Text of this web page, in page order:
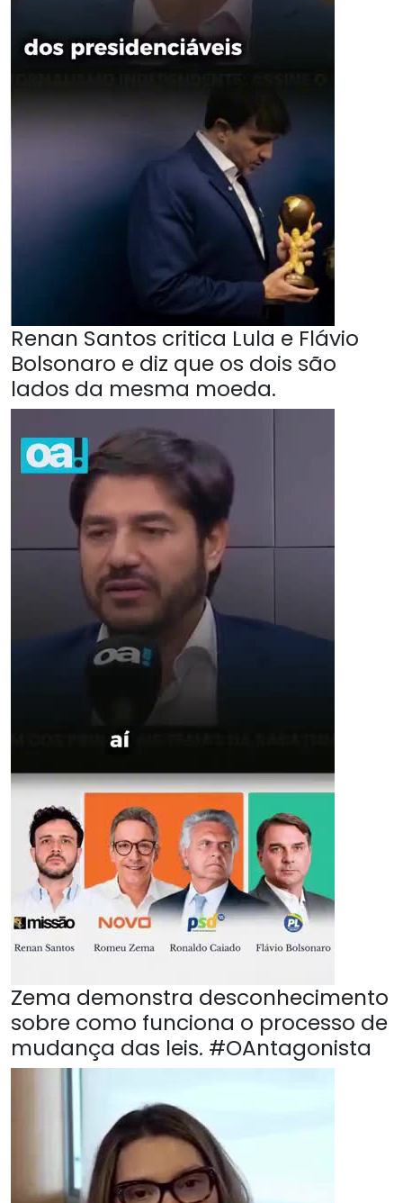
Renan Santos critica Lula e Flávio
Bolsonaro e diz que os dois são
lados da mesma moeda.
Zema demonstra desconhecimento
sobre como funciona o processo de
mudança das leis. #OAntagonista